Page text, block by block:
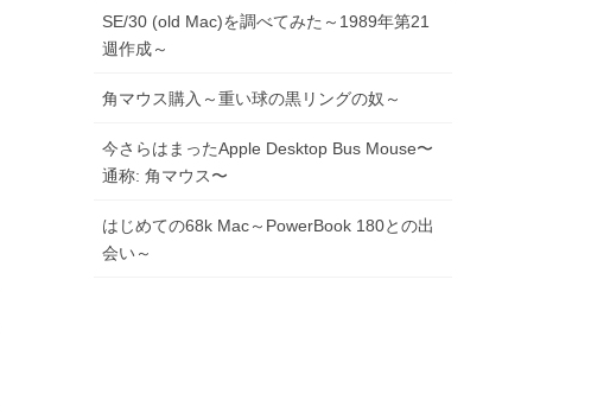
SE/30 (old Mac)を調べてみた～1989年第21
週作成～
角マウス購入～重い球の黒リングの奴～
今さらはまったApple Desktop Bus Mouse〜
通称: 角マウス〜
はじめての68k Mac～PowerBook 180との出
会い～